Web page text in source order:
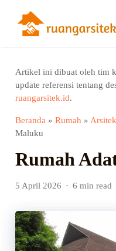
Artikel ini dibuat oleh tim
update referensi tentang
ruangarsitek.id.
Beranda »Rumah »
Maluku
Rumah
5 April 2026 6 min read